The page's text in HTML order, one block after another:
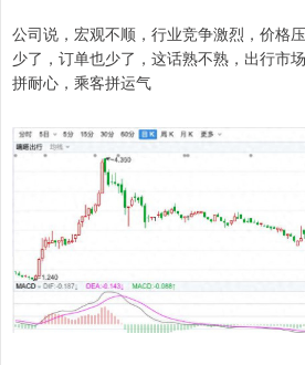
公司说，宏观不顺，行业竞争激烈，价格
少了，订单也少了，这话熟不熟，出行市
拼耐心，乘客拼运气